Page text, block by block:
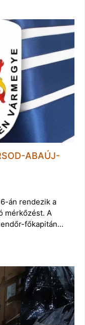
ABAÚJ-
án rendezik a
mérkőzést. A
főkapitán…